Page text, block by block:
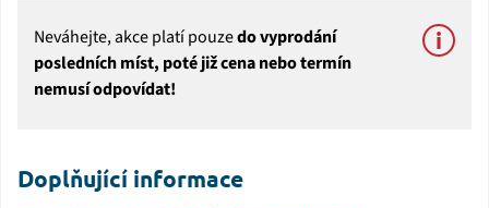
Neváhejte, akce platí pouzedo vyprodání
posledních míst, poté již cena nebo termín
nemusí odpovídat!
Doplňující informace